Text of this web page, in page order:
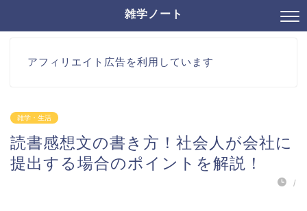
雑学ノート
アフィリエイト広告を利用しています
雑学・生活
読書感想文の書き方！社会人が会社に
提出する場合のポイントを解説！
/